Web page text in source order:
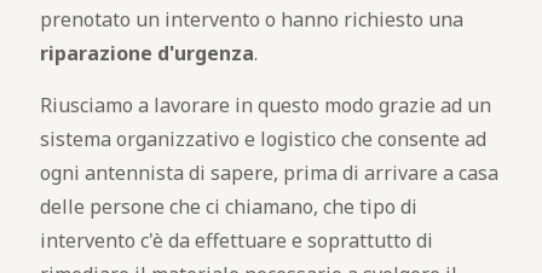
prenotato un intervento o hanno richiesto una
riparazione d'urgenza.
Riusciamo a lavorare in questo modo grazie ad un
sistema organizzativo e logistico che consente ad
ogni antennista di sapere, prima di arrivare a casa
delle persone che ci chiamano, che tipo di
intervento c'è da effettuare e soprattutto di